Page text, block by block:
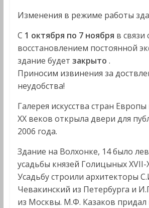
Изменения в режиме работы
С 1 октября по 7 ноября в связи
восстановлением постоянной
здание будет закрыто .
Приносим извинения за
неудобства!
Галерея искусства стран
XX веков открыла двери для
2006 года.
Здание на Волхонке, 14 было
усадьбы князей Голицыных XVII-
Усадьбу строили архитекторы
Чевакинский из Петербурга и
из Москвы. М.Ф. Казаков придал